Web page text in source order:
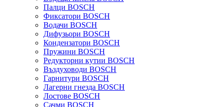
Палци BOSCH
Фиксатори BOSCH
Водачи BOSCH
Дифузьори BOSCH
Кондензатори BOSCH
Пружини BOSCH
Редукторни кутии BOSCH
Въздуховоди BOSCH
Гарнитури BOSCH
Лагерни гнезда BOSCH
Лостове BOSCH
Сачми BOSCH